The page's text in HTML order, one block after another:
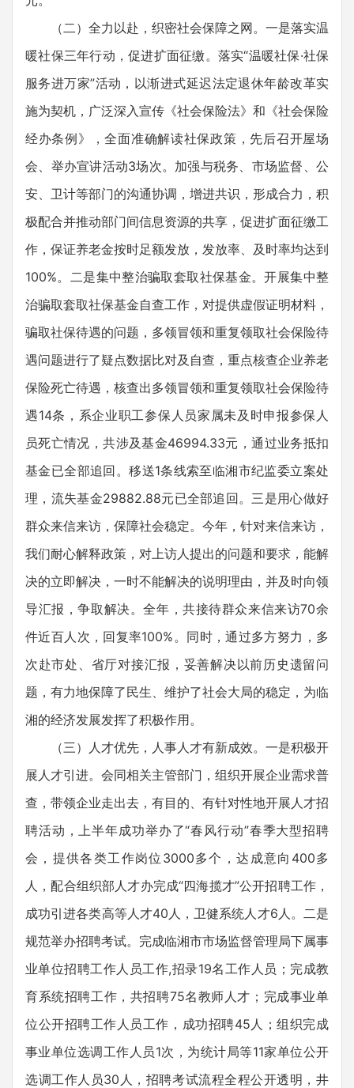
（二）全力以赴，织密社会保障之网。一是落实温
暖社保三年行动，促进扩面征缴。落实“温暖社保·社保
服务进万家”活动，以渐进式延迟法定退休年龄改革实
施为契机，广泛深入宣传《社会保险法》和《社会保险
经办条例》，全面准确解读社保政策，先后召开屋场
会、举办宣讲活动3场次。加强与税务、市场监督、公
安、卫计等部门的沟通协调，增进共识，形成合力，积
极配合并推动部门间信息资源的共享，促进扩面征缴工
作，保证养老金按时足额发放，发放率、及时率均达到
100%。二是集中整治骗取套取社保基金。开展集中整
治骗取套取社保基金自查工作，对提供虚假证明材料，
骗取社保待遇的问题，多领冒领和重复领取社会保险待
遇问题进行了疑点数据比对及自查，重点核查企业养老
保险死亡待遇，核查出多领冒领和重复领取社会保险待
遇14条，系企业职工参保人员家属未及时申报参保人
员死亡情况，共涉及基金46994.33元，通过业务抵扣
基金已全部追回。移送1条线索至临湘市纪监委立案处
理，流失基金29882.88元已全部追回。三是用心做好
群众来信来访，保障社会稳定。今年，针对来信来访，
我们耐心解释政策，对上访人提出的问题和要求，能解
决的立即解决，一时不能解决的说明理由，并及时向领
导汇报，争取解决。全年，共接待群众来信来访70余
件近百人次，回复率100%。同时，通过多方努力，多
次赴市处、省厅对接汇报，妥善解决以前历史遗留问
题，有力地保障了民生、维护了社会大局的稳定，为临
湘的经济发展发挥了积极作用。
（三）人才优先，人事人才有新成效。一是积极开
展人才引进。会同相关主管部门，组织开展企业需求普
查，带领企业走出去，有目的、有针对性地开展人才招
聘活动，上半年成功举办了“春风行动”春季大型招聘
会，提供各类工作岗位3000多个，达成意向400多
人，配合组织部人才办完成“四海揽才”公开招聘工作，
成功引进各类高等人才40人，卫健系统人才6人。二是
规范举办招聘考试。完成临湘市市场监督管理局下属事
业单位招聘工作人员工作,招录19名工作人员；完成教
育系统招聘工作，共招聘75名教师人才；完成事业单
位公开招聘工作人员工作，成功招聘45人；组织完成
事业单位选调工作人员1次，为统计局等11家单位公开
选调工作人员30人，招聘考试流程全程公开透明，井